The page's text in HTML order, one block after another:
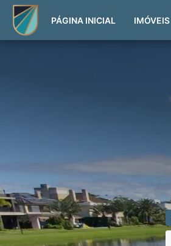
PÁGINA INICIAL IMÓVEIS